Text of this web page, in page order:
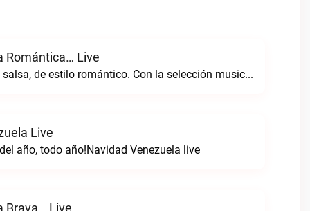
Romántica… Live
Radio de género salsa, de estilo romántico. Con la selección musical que nos gusta...Caracas. Salsa Romántica… live
Live
año, todo año!Navidad Venezuela live
Brava… Live